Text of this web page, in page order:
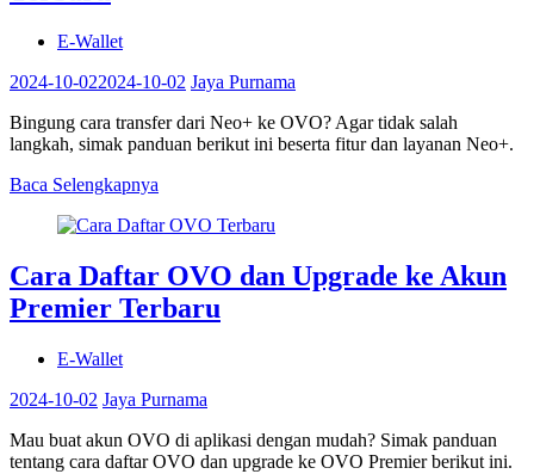
E-Wallet
2024-10-022024-10-02 Jaya Purnama
Bingung cara transfer dari Neo+ ke OVO? Agar tidak salah
langkah, simak panduan berikut ini beserta fitur dan layanan Neo+.
Baca Selengkapnya
Cara Daftar OVO dan Upgrade ke Akun
Premier Terbaru
E-Wallet
2024-10-02 Jaya Purnama
Mau buat akun OVO di aplikasi dengan mudah? Simak panduan
tentang cara daftar OVO dan upgrade ke OVO Premier berikut ini.